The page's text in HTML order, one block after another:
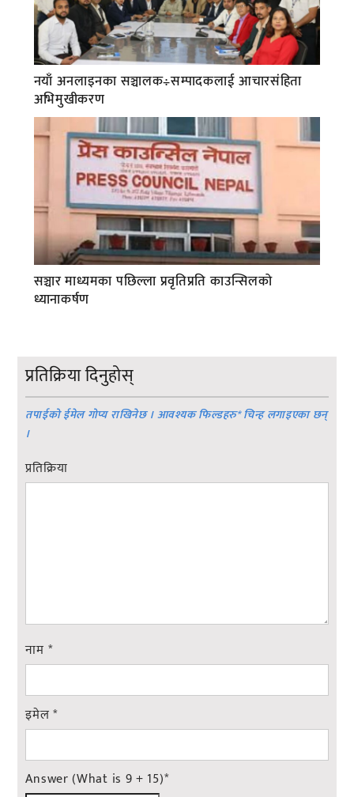
नयाँ अनलाइनका सञ्चालक÷सम्पादकलाई आचारसंहिता
अभिमुखीकरण
सञ्चार माध्यमका पछिल्ला प्रवृतिप्रति काउन्सिलको
ध्यानाकर्षण
प्रतिक्रिया दिनुहोस्
तपाईको ईमेल गोप्य राखिनेछ । आवश्यक फिल्डहरु*चिन्ह लगाइएका छन्
।
प्रतिक्रिया
नाम *
इमेल*
Answer (What is 9 + 15)*